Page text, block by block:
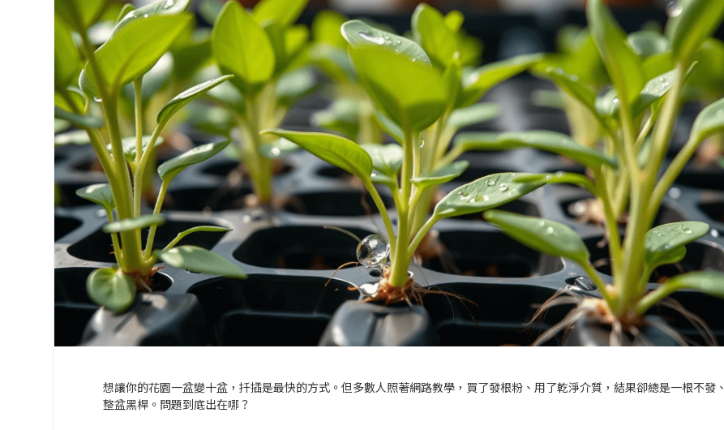
想讓你的花園一盆變十盆，扦插是最快的方式。但多數人照著網路教學，買了發根粉、用了乾淨介質，結果卻總是一根不發、
整盆黑桿。問題到底出在哪？